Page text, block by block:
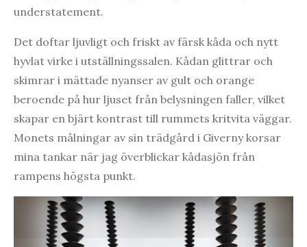
understatement.
Det doftar ljuvligt och friskt av färsk kåda och nytt
hyvlat virke i utställningssalen. Kådan glittrar och
skimrar i mättade nyanser av gult och orange
beroende på hur ljuset från belysningen faller, vilket
skapar en bjärt kontrast till rummets kritvita väggar.
Monets målningar av sin trädgård i Giverny korsar
mina tankar när jag överblickar kådasjön från
rampens högsta punkt.